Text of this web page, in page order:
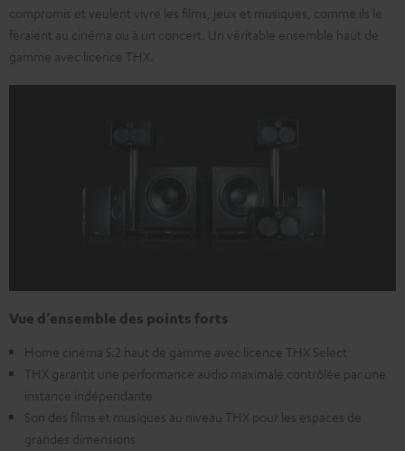
compromis et veulent vivre les films, jeux et musiques, comme ils le
feraient au cinéma ou à un concert. Un véritable ensemble haut de
gamme avec licence THX.
Vue d’ensemble des points forts
Home cinéma 5.2 haut de gamme avec licence THX Select
THX garantit une performance audio maximale contrôlée par une
instance indépendante
Son des films et musiques au niveau THX pour les espaces de
grandes dimensions